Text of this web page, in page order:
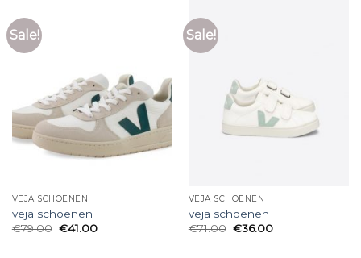
Sale!
VEJA SCHOENEN
veja schoenen
€79.00 €41.00
Sale!
VEJA SCHOENEN
veja schoenen
€71.00 €36.00